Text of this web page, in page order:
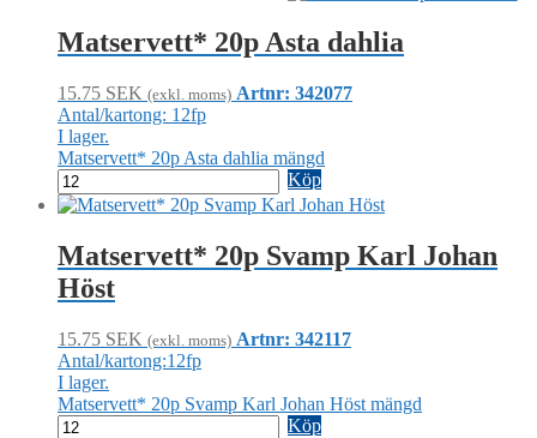
Matservett* 20p Asta dahlia
15.75 SEK (exkl. moms) Artnr: 342077
Antal/kartong: 12fp
I lager.
Matservett* 20p Asta dahlia mängd
Köp
Matservett* 20p Svamp Karl Johan
Höst
15.75 SEK (exkl. moms) Artnr: 342117
Antal/kartong:12fp
I lager.
Matservett* 20p Svamp Karl Johan Höst mängd
Köp